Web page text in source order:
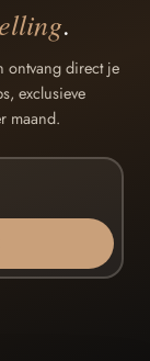
.
ontvang direct je
exclusieve
maand.